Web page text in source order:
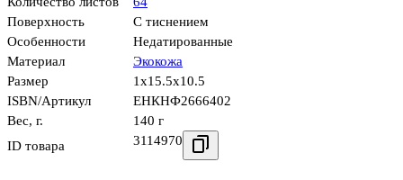
Поверхность
С тиснением
Особенности
Недатированные
Материал
Экокожа
Размер
1x15.5x10.5
ISBN/Артикул
ЕНКНФ2666402
Вес, г.
140 г
ID товара
3114970